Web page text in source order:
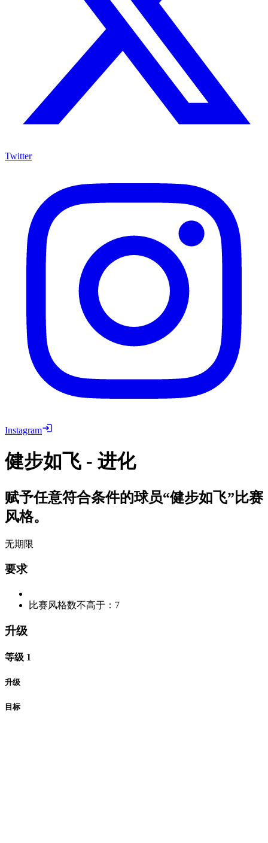
Twitter
Instagram
健步如飞 - 进化
赋予任意符合条件的球员“健步如飞”比赛
风格。
无期限
要求
比赛风格数不高于：7
升级
等级 1
升级
目标